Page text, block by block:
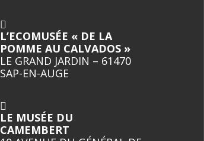
L’ECOMUSÉE « DE LA
POMME AU CALVADOS »
LE GRAND JARDIN – 61470
SAP-EN-AUGE
LE MUSÉE DU
CAMEMBERT